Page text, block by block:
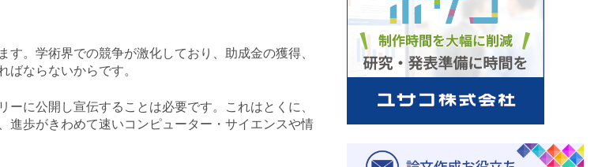
。学術界での競争が激化しており、助成金の獲得、
ならないからです。
に公開し宣伝することは必要です。これはとくに、
進歩がきわめて速いコンピューター・サイエンスや情